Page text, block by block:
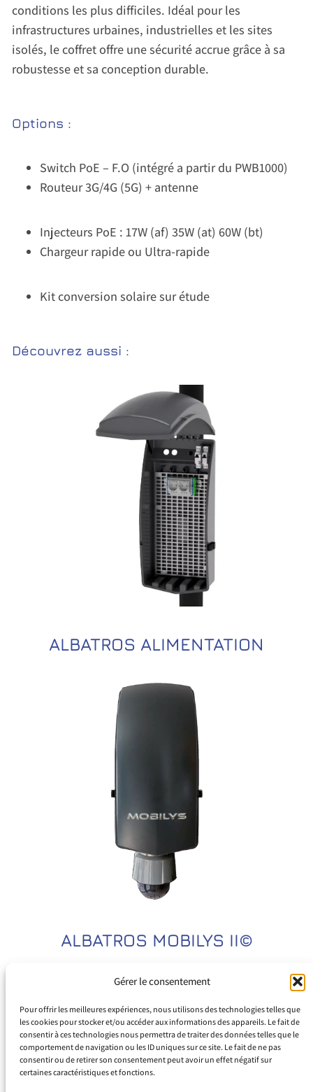
Gérer le consentement
Pour offrir les meilleures expériences, nous utilisons des technologies telles que
les cookies pour stocker et/ou accéder aux informations des appareils. Le fait de
consentir à ces technologies nous permettra de traiter des données telles que le
comportement de navigation ou les ID uniques sur ce site. Le fait de ne pas
consentir ou de retirer son consentement peut avoir un effet négatif sur
certaines caractéristiques et fonctions.
conditions les plus difficiles. Idéal pour les
infrastructures urbaines, industrielles et les sites
isolés, le coffret offre une sécurité accrue grâce à sa
robustesse et sa conception durable.
Options :
Switch PoE – F.O (intégré a partir du PWB1000)
Routeur 3G/4G (5G) + antenne
Injecteurs PoE : 17W (af) 35W (at) 60W (bt)
Chargeur rapide ou Ultra-rapide
Kit conversion solaire sur étude
Découvrez aussi :
ALBATROS ALIMENTATION
ALBATROS MOBILYS II©
Espace Juliana